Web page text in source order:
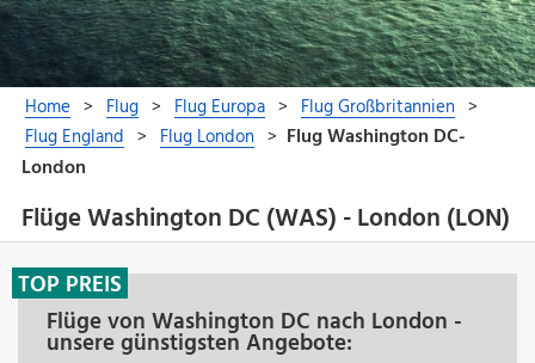
Flüge Washington DC (WAS) - London (LON)
Flüge von Washington DC nach London -
unsere günstigsten Angebote:
TOP PREIS